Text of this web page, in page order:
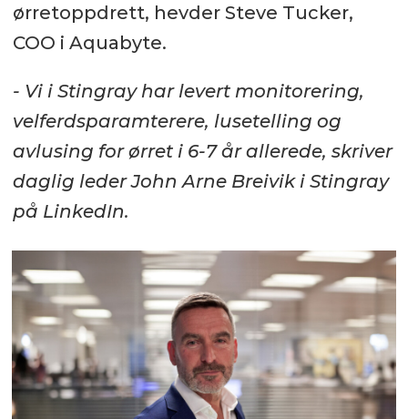
ørretoppdrett, hevder Steve Tucker,
COO i Aquabyte.
- Vi i Stingray har levert monitorering,
velferdsparamterere, lusetelling og
avlusing for ørret i 6-7 år allerede, skriver
daglig leder John Arne Breivik i Stingray
på LinkedIn.